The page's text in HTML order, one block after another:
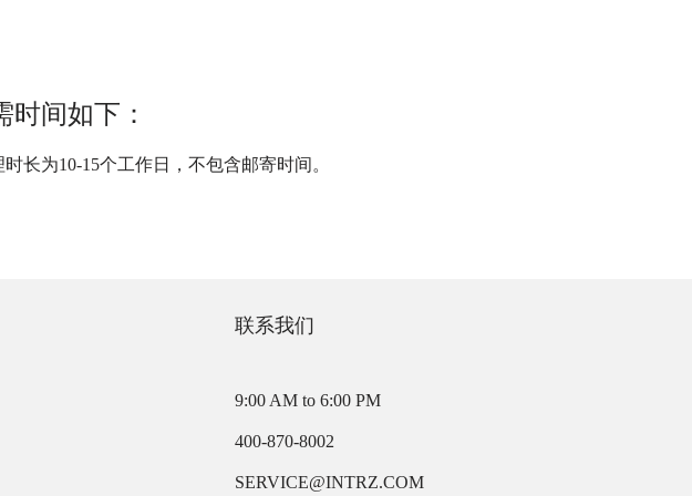
间如下：
长为10-15个工作日，不包含邮寄时间。
联系我们
9:00 AM to 6:00 PM
400-870-8002
SERVICE@INTRZ.COM